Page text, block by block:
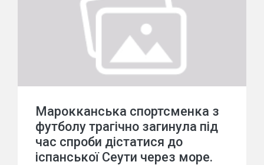
Марокканська спортсменка з
футболу трагічно загинула під
час спроби дістатися до
іспанської Сеути через море.